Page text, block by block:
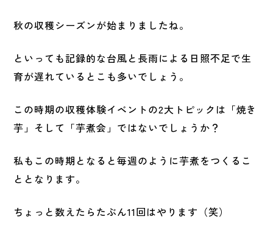
秋の収穫シーズンが始まりましたね。
といっても記録的な台風と長雨による日照不足で生
育が遅れているとこも多いでしょう。
この時期の収穫体験イベントの2大トピックは「焼き
芋」そして「芋煮会」ではないでしょうか？
私もこの時期となると毎週のように芋煮をつくるこ
ととなります。
ちょっと数えたらたぶん11回はやります（笑）